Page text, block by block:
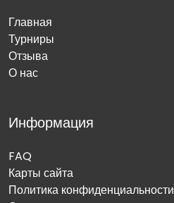
Главная
Турниры
Отзыва
О нас
Информация
FAQ
Карты сайта
Политика конфиденциальности